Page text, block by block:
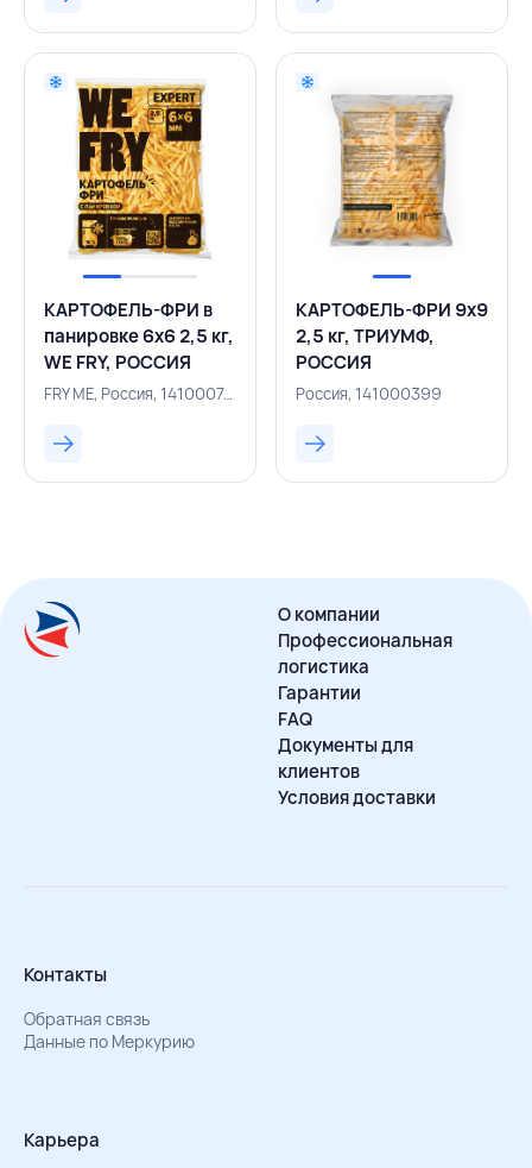
КАРТОФЕЛЬ-ФРИ в
панировке 6х6 2,5 кг,
WE FRY, РОССИЯ
FRY ME, Россия, 141000749
КАРТОФЕЛЬ-ФРИ 9х9
2,5 кг, ТРИУМФ,
РОССИЯ
Россия, 141000399
О компании
Профессиональная
логистика
Гарантии
FAQ
Документы для
клиентов
Условия доставки
Контакты
Обратная связь
Данные по Меркурию
Карьера